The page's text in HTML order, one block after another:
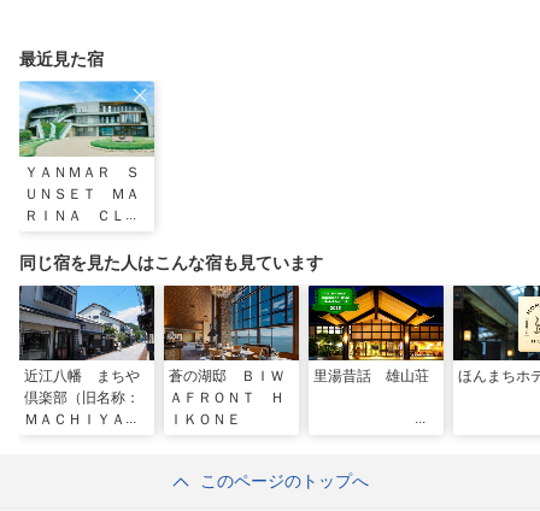
最近見た宿
ＹＡＮＭＡＲ Ｓ
ＵＮＳＥＴ ＭＡ
ＲＩＮＡ ＣＬＵ
ＯＴＥＬ
同じ宿を見た人はこんな宿も見ています
近江八幡 まちや
倶楽部（旧名称：
ＭＡＣＨＩＹＡ
蒼の湖邸 ＢＩＷ
ＡＦＲＯＮＴ Ｈ
ＩＫＯＮＥ
里湯昔話 雄山荘 ほんまちホ
このページのトップへ